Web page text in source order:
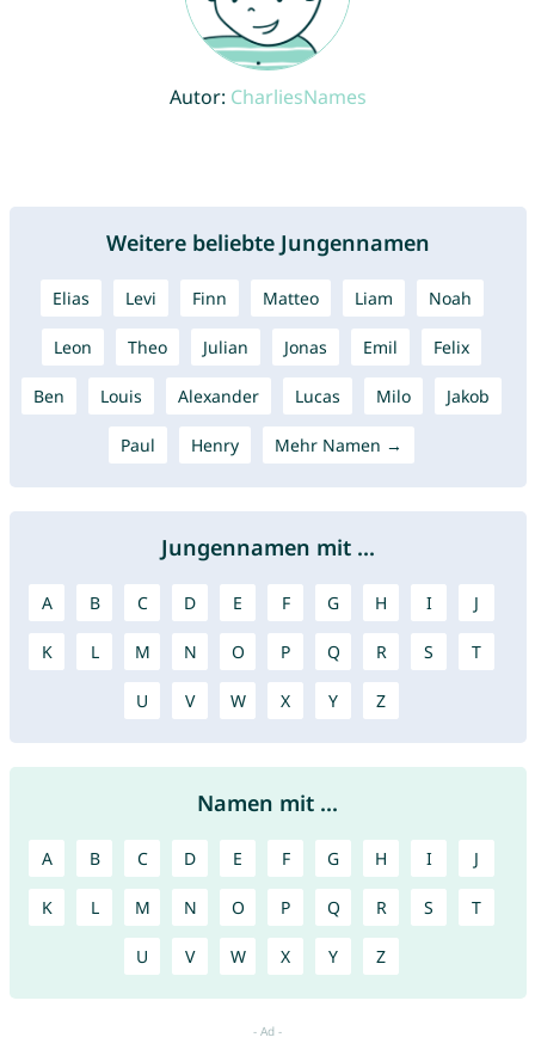
Autor: CharliesNames
Weitere beliebte Jungennamen
Elias Levi Finn Matteo Liam Noah
Leon Theo Julian Jonas Emil Felix
Ben Louis Alexander Lucas Milo Jakob
Paul Henry Mehr Namen →
Jungennamen mit ...
A B C D E F G H I J
K L M N O P Q R S T
U V W X Y Z
Namen mit ...
A B C D E F G H I J
K L M N O P Q R S T
U V W X Y Z